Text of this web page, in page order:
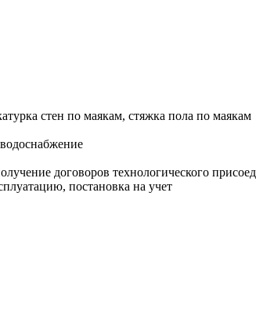
стен по маякам, стяжка пола по маякам
договоров технологического
постановка на учет